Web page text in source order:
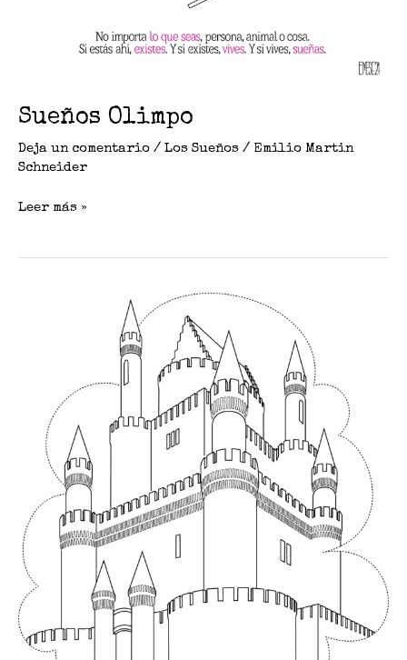
Sueños Olimpo
Deja un comentario / Los Sueños / Emilio Martin
Schneider
Leer más »